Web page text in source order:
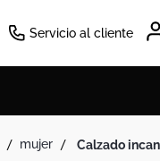
Servicio al cliente
mujer calzado
Cuadros